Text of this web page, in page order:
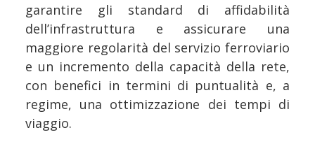
garantire gli standard di affidabilità
dell’infrastruttura e assicurare una
maggiore regolarità del servizio ferroviario
e un incremento della capacità della rete,
con benefici in termini di puntualità e, a
regime, una ottimizzazione dei tempi di
viaggio.